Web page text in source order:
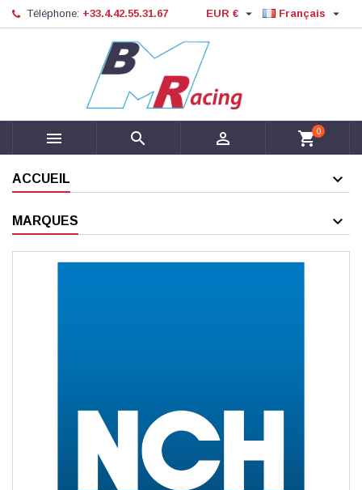
Téléphone: +33.4.42.55.31.67 Français 
EUR € 
   shopping_cart0
ACCUEIL
MARQUES